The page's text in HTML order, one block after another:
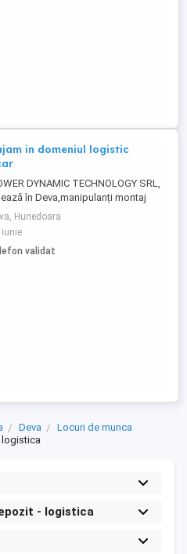
in domeniul logistic
DYNAMIC TECHNOLOGY SRL,
în Deva,manipulanți montaj
,tehnica bancara ,logistica
Dispus la deplasări în zona
de conducere cat B,doar
Pentru mai multe inf tel:
Hunedoara
iunie
validat
Deva
Locuri de munca
logistica
- logistica